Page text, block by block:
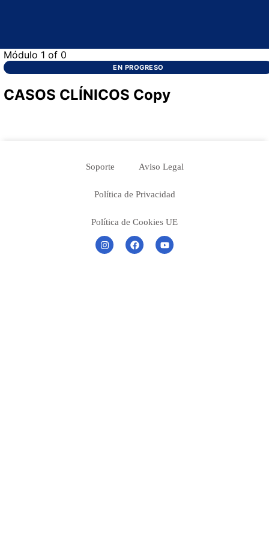
Módulo 1of 0
EN PROGRESO
CASOS CLÍNICOS Copy
Soporte Aviso Legal
Política de Privacidad
Política de Cookies UE